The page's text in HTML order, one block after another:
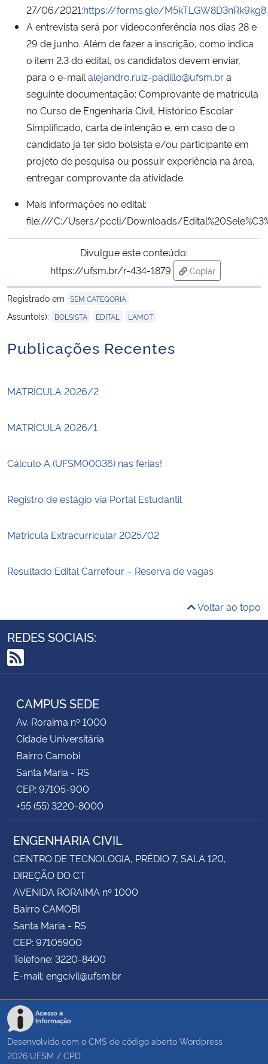
Secretaria de Governo
Gabinete de Segurança Institucional
Advocacia-Geral da União
Banco Central do Brasil
Planalto
27/06/2021:https://forms.gle/M5kTLGW8D3nRk9kg8
A entrevista será por videoconferência nos dias 28 e
29 de junho. Além de fazer a inscrição, como indica
o item 2.3 do edital, os candidatos devem enviar,
para o e-mail alejandro.ruiz-padillo@ufsm.bra
seguinte documentação: Comprovante de matrícula
no Curso de Engenharia Civil, Histórico Escolar
Simplificado, carta de intenção e, em caso de o
candidato já ter sido bolsista e/ou participante em
projeto de pesquisa ou possuir experiência na área,
entregar comprovante da atividade.
Mais informações no edital:
file:///C:/Users/pccli/Downloads/
Divulgue este conteúdo:
https://ufsm.br/r-434-1879
Copiar
para área de
Registrado em SEM CATEGORIA
Assunto(s): BOLSISTA EDITAL LAMOT
Publicações Recentes
MATRÍCULA 2026/2
MATRÍCULA 2026/1
Cálculo A (UFSM00036) nas férias!
Registro de estágio via Portal Estudantil
Matricula Extracurricular 2025/02
Resultado Edital Carrefour – Reserva de vagas
Voltar ao topo
REDES SOCIAIS:
RSS
CAMPUS SEDE
Av. Roraima nº 1000
Cidade Universitária
Bairro Camobi
Santa Maria - RS
CEP: 97105-900
+55 (55) 3220-8000
ENGENHARIA CIVIL
CENTRO DE TECNOLOGIA, PRÉDIO 7, SALA 120,
DIREÇÃO DO CT
AVENIDA RORAIMA nº 1000
Bairro CAMOBI
Santa Maria - RS
CEP: 97105900
Telefone: 3220-8400
E-mail: engcivil@ufsm.br
Acesso à
Informação
Desenvolvido com o CMS de código aberto Wordpress
2026 UFSM / CPD